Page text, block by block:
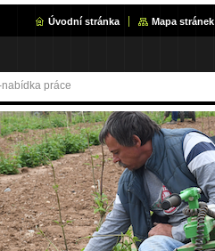
Úvodní stránka Mapa stránek
práce